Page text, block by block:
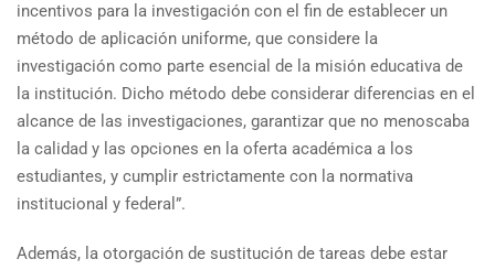
incentivos para la investigación con el fin de establecer un
método de aplicación uniforme, que considere la
investigación como parte esencial de la misión educativa de
la institución. Dicho método debe considerar diferencias en el
alcance de las investigaciones, garantizar que no menoscaba
la calidad y las opciones en la oferta académica a los
estudiantes, y cumplir estrictamente con la normativa
institucional y federal”.
Además, la otorgación de sustitución de tareas debe estar